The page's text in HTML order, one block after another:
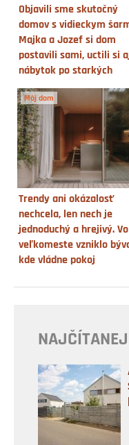
Objavili sme skutočný
domov s vidieckym
Majka a Jozef si dom
postavili sami, uctili si
nábytok po starkých
Môj dom
Trendy ani okázalosť
nechcela, len nech je
jednoduchý a hrejivý. Vo
veľkomeste vzniklo
kde vládne pokoj